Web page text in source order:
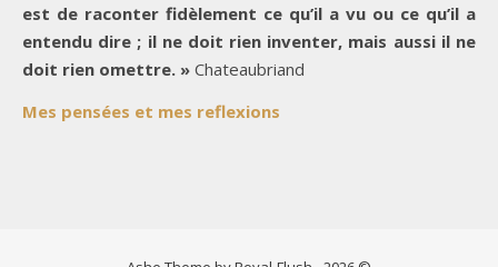
est de raconter fidèlement ce qu’il a vu ou ce qu’il a
entendu dire ; il ne doit rien inventer, mais aussi il ne
doit rien omettre. » Chateaubriand
Mes pensées et mes reflexions